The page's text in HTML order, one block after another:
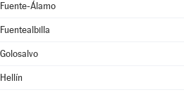
Fuente-Álamo
Fuentealbilla
Golosalvo
Hellín